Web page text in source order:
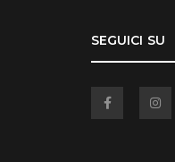
SEGUICI SU